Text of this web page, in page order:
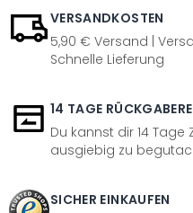
VERSANDKOSTEN
5,90 € Versand |
Schnelle Lieferung
14 TAGE
Du kannst dir 14 Tage
ausgiebig zu
SICHER EINKAUFEN